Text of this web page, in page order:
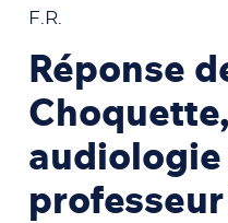
F.R.
Réponse
audiologie
professeur